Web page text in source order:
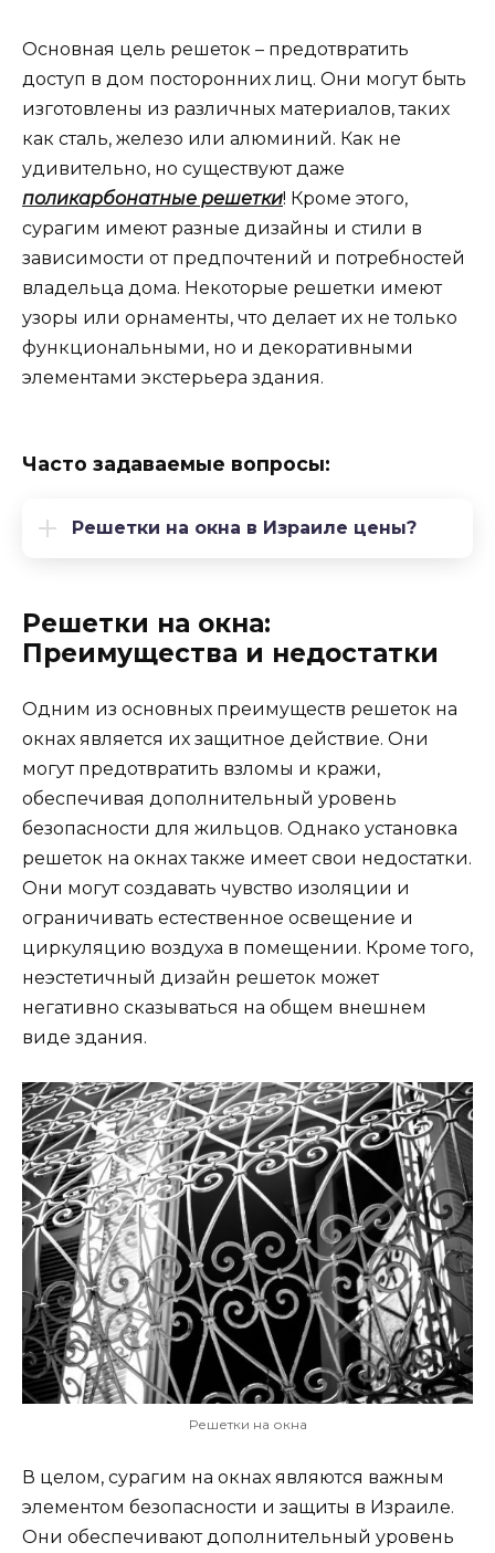
Основная цель решеток – предотвратить
доступ в дом посторонних лиц. Они могут быть
изготовлены из различных материалов, таких
как сталь, железо или алюминий. Как не
удивительно, но существуют даже
поликарбонатные решетки! Кроме этого,
сурагим имеют разные дизайны и стили в
зависимости от предпочтений и потребностей
владельца дома. Некоторые решетки имеют
узоры или орнаменты, что делает их не только
функциональными, но и декоративными
элементами экстерьера здания.
Часто задаваемые вопросы:
Решетки на окна в Израиле цены?
Решетки на окна:
Преимущества и недостатки
Одним из основных преимуществ решеток на
окнах является их защитное действие. Они
могут предотвратить взломы и кражи,
обеспечивая дополнительный уровень
безопасности для жильцов. Однако установка
решеток на окнах также имеет свои недостатки.
Они могут создавать чувство изоляции и
ограничивать естественное освещение и
циркуляцию воздуха в помещении. Кроме того,
неэстетичный дизайн решеток может
негативно сказываться на общем внешнем
виде здания.
Решетки на окна
В целом, сурагим на окнах являются важным
элементом безопасности и защиты в Израиле.
Они обеспечивают дополнительный уровень